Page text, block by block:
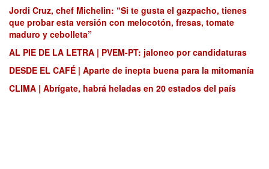
Jordi Cruz, chef Michelin: “Si te gusta el gazpacho, tienes
que probar esta versión con melocotón, fresas, tomate
maduro y cebolleta”
AL PIE DE LA LETRA | PVEM-PT: jaloneo por candidaturas
DESDE EL CAFÉ | Aparte de inepta buena para la mitomanía
CLIMA | Abrígate, habrá heladas en 20 estados del país